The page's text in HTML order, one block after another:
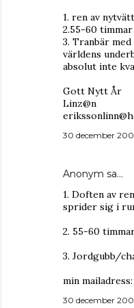
1. ren av
2.55-60 timmar
3. Tranbär
världens
absolut inte
Gott Nytt År
Linz@n
30 december
Anonym sa…
1. Doften av
sprider sig i
2. 55-60
3. Jordgubb/
min
30 december